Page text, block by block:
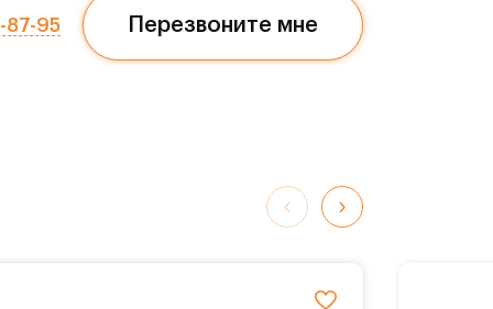
87-95 Перезвоните мне